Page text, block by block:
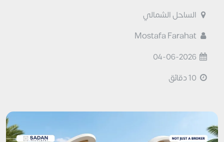
الساحل الشمالي
Mostafa Farahat
04-06-2026